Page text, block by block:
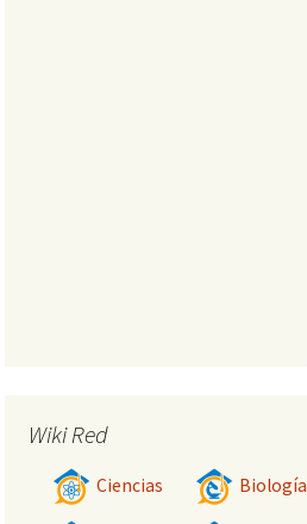
Wiki Red
Ciencias Biología